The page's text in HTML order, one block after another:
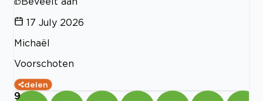
17 July 2026
Michaël
Voorschoten
delen
9